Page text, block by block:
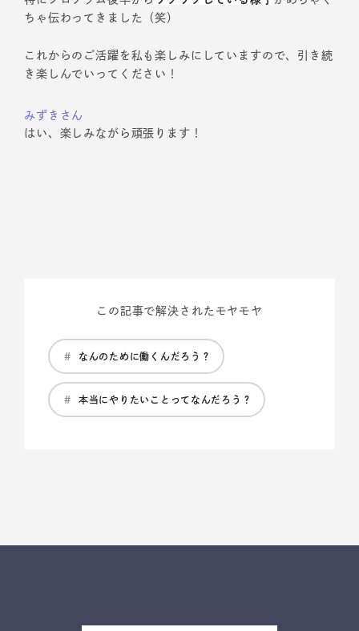
ちゃ伝わってきました（笑）
これからのご活躍を私も楽しみにしていますので、引き続
き楽しんでいってください！
みずきさん
はい、楽しみながら頑張ります！
この記事で解決されたモヤモヤ
# なんのために働くんだろう？
# 本当にやりたいことってなんだろう？